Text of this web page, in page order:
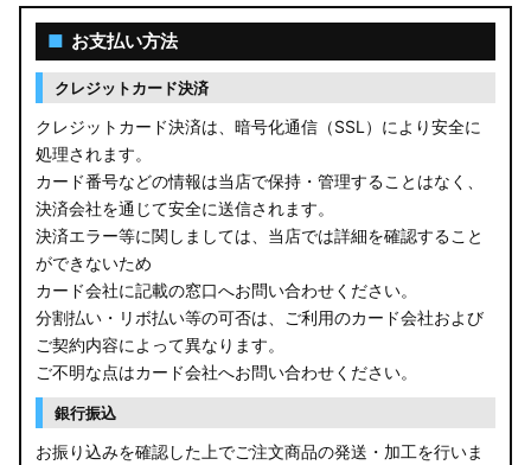
■ お支払い方法
クレジットカード決済
クレジットカード決済は、暗号化通信（SSL）により安全に
処理されます。
カード番号などの情報は当店で保持・管理することはなく、
決済会社を通じて安全に送信されます。
決済エラー等に関しましては、当店では詳細を確認すること
ができないため
カード会社に記載の窓口へお問い合わせください。
分割払い・リボ払い等の可否は、ご利用のカード会社および
ご契約内容によって異なります。
ご不明な点はカード会社へお問い合わせください。
銀行振込
お振り込みを確認した上でご注文商品の発送・加工を行いま